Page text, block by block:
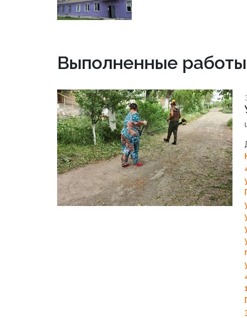
Выполненные